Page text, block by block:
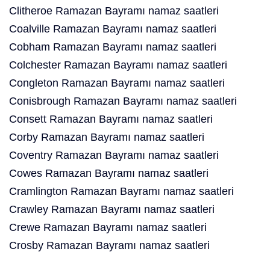
Clitheroe Ramazan Bayramı namaz saatleri
Coalville Ramazan Bayramı namaz saatleri
Cobham Ramazan Bayramı namaz saatleri
Colchester Ramazan Bayramı namaz saatleri
Congleton Ramazan Bayramı namaz saatleri
Conisbrough Ramazan Bayramı namaz saatleri
Consett Ramazan Bayramı namaz saatleri
Corby Ramazan Bayramı namaz saatleri
Coventry Ramazan Bayramı namaz saatleri
Cowes Ramazan Bayramı namaz saatleri
Cramlington Ramazan Bayramı namaz saatleri
Crawley Ramazan Bayramı namaz saatleri
Crewe Ramazan Bayramı namaz saatleri
Crosby Ramazan Bayramı namaz saatleri